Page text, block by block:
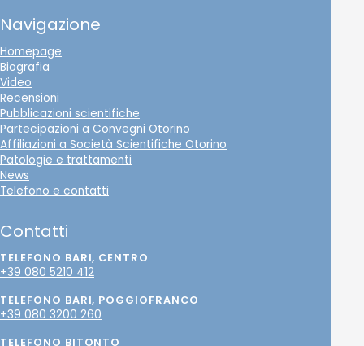
Navigazione
Homepage
Biografia
Video
Recensioni
Pubblicazioni scientifiche
Partecipazioni a Convegni Otorino
Affiliazioni a Società Scientifiche Otorino
Patologie e trattamenti
News
Telefono e contatti
Contatti
TELEFONO BARI, CENTRO
+39 080 5210 412
TELEFONO BARI, POGGIOFRANCO
+39 080 3200 260
TELEFONO BITONTO